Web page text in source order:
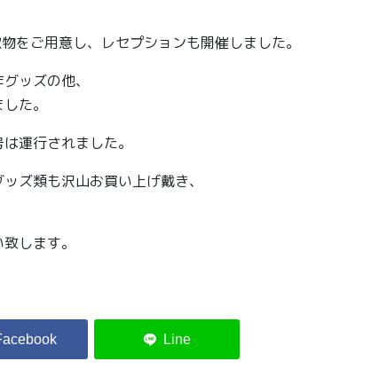
をご用意し、レセプションも開催しました。
ッズの他、
た。
運行されました。
ズ類も沢山お買い上げ戴き、
します。